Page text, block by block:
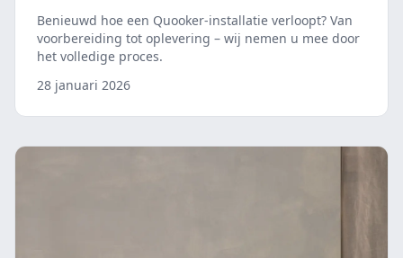
Benieuwd hoe een Quooker-installatie verloopt? Van
voorbereiding tot oplevering – wij nemen u mee door
het volledige proces.
28 januari 2026